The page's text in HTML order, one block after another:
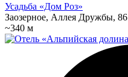
Усадьба «Дом Роз»
Заозерное, Аллея Дружбы, 86
~340 м